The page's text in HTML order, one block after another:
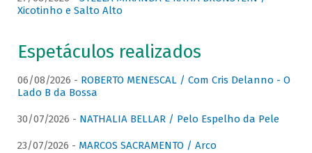
Xicotinho e Salto Alto
Espetáculos realizados
06/08/2026 - ROBERTO MENESCAL / Com Cris Delanno - O
Lado B da Bossa
30/07/2026 - NATHALIA BELLAR / Pelo Espelho da Pele
23/07/2026 - MARCOS SACRAMENTO / Arco